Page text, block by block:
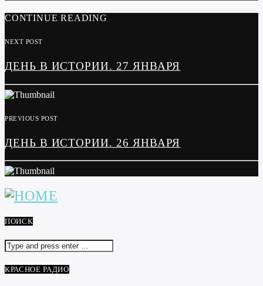
CONTINUE READING
NEXT POST
ДЕНЬ В ИСТОРИИ. 27 ЯНВАРЯ
PREVIOUS POST
ДЕНЬ В ИСТОРИИ. 26 ЯНВАРЯ
ПОИСК
КРАСНОЕ РАДИО